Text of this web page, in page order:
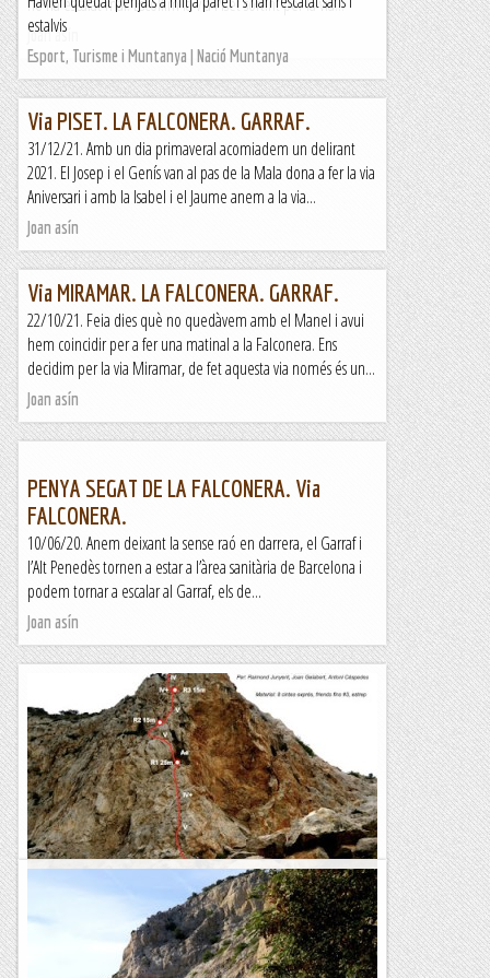
Joan asín
estalvis
Esport, Turisme i Muntanya | Nació Muntanya
Via PISET. LA FALCONERA. GARRAF.
31/12/21. Amb un dia primaveral acomiadem un delirant
2021. El Josep i el Genís van al pas de la Mala dona a fer la via
Aniversari i amb la Isabel i el Jaume anem a la via...
Joan asín
Via MIRAMAR. LA FALCONERA. GARRAF.
22/10/21. Feia dies què no quedàvem amb el Manel i avui
hem coincidir per a fer una matinal a la Falconera. Ens
decidim per la via Miramar, de fet aquesta via només és un...
Joan asín
PENYA SEGAT DE LA FALCONERA. Via
FALCONERA.
10/06/20. Anem deixant la sense raó en darrera, el Garraf i
l’Alt Penedès tornen a estar a l’àrea sanitària de Barcelona i
podem tornar a escalar al Garraf, els de...
Joan asín
GARRAF. FALCONERA. Via PISET.
31/12/19. Avui acomiadem l’any 2019 fent una matinal al
Penya segat de la Falconera, hem coincidit varies cordades
de coneguts tots amb la mateixa idea. Nosaltres anem a...